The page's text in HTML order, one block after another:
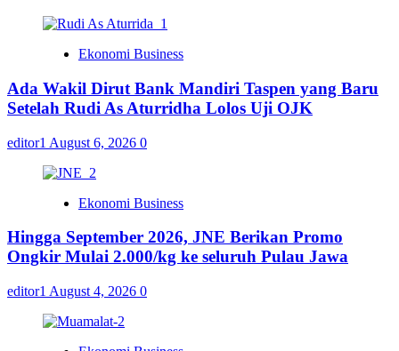
Ekonomi Business
Ada Wakil Dirut Bank Mandiri Taspen yang Baru
Setelah Rudi As Aturridha Lolos Uji OJK
editor1 August 6, 2026 0
Ekonomi Business
Hingga September 2026, JNE Berikan Promo
Ongkir Mulai 2.000/kg ke seluruh Pulau Jawa
editor1 August 4, 2026 0